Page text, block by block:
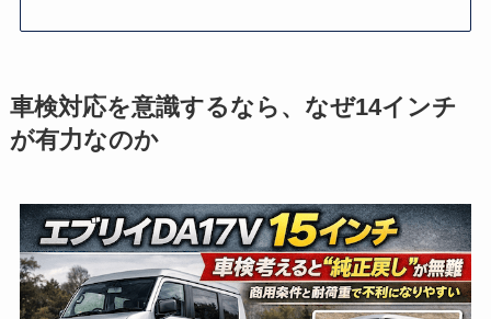
車検対応を意識するなら、なぜ14インチ
が有力なのか